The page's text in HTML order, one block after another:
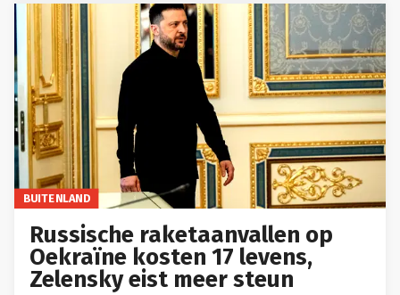
BUITENLAND
Russische raketaanvallen op
Oekraïne kosten 17 levens,
Zelensky eist meer steun